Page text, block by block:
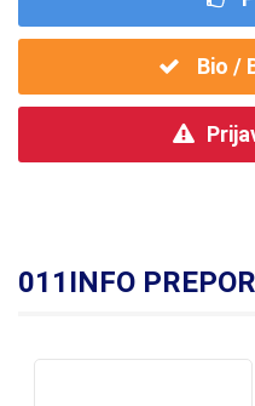
Bio /
011INFO